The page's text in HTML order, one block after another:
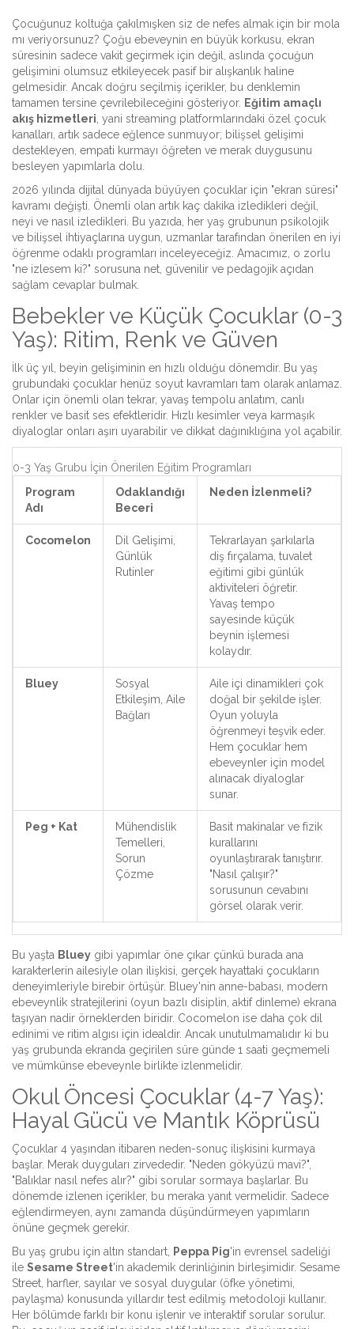
Çocuğunuz koltuğa çakılmışken siz de nefes almak için bir mola
mı veriyorsunuz? Çoğu ebeveynin en büyük korkusu, ekran
süresinin sadece vakit geçirmek için değil, aslında çocuğun
gelişimini olumsuz etkileyecek pasif bir alışkanlık haline
gelmesidir. Ancak doğru seçilmiş içerikler, bu denklemin
tamamen tersine çevrilebileceğini gösteriyor. Eğitim amaçlı
akış hizmetleri , yani streaming platformlarındaki özel çocuk
kanalları, artık sadece eğlence sunmuyor; bilişsel gelişimi
destekleyen, empati kurmayı öğreten ve merak duygusunu
besleyen yapımlarla dolu.
2026 yılında dijital dünyada büyüyen çocuklar için "ekran süresi"
kavramı değişti. Önemli olan artık kaç dakika izledikleri değil,
neyi ve nasıl izledikleri. Bu yazıda, her yaş grubunun psikolojik
ve bilişsel ihtiyaçlarına uygun, uzmanlar tarafından önerilen en iyi
öğrenme odaklı programları inceleyeceğiz. Amacımız, o zorlu
"ne izlesem ki?" sorusuna net, güvenilir ve pedagojik açıdan
sağlam cevaplar bulmak.
Bebekler ve Küçük Çocuklar (0-3
Yaş): Ritim, Renk ve Güven
İlk üç yıl, beyin gelişiminin en hızlı olduğu dönemdir. Bu yaş
grubundaki çocuklar henüz soyut kavramları tam olarak anlamaz.
Onlar için önemli olan tekrar, yavaş tempolu anlatım, canlı
renkler ve basit ses efektleridir. Hızlı kesimler veya karmaşık
diyaloglar onları aşırı uyarabilir ve dikkat dağınıklığına yol açabilir.
0-3 Yaş Grubu İçin Önerilen Eğitim Programları
Program
Adı
Odaklandığı
Beceri
Neden İzlenmeli?
Cocomelon
Dil Gelişimi,
Günlük
Rutinler
Tekrarlayan şarkılarla
diş fırçalama, tuvalet
eğitimi gibi günlük
aktiviteleri öğretir.
Yavaş tempo
sayesinde küçük
beynin işlemesi
kolaydır.
Bluey
Sosyal
Etkileşim, Aile
Bağları
Aile içi dinamikleri çok
doğal bir şekilde işler.
Oyun yoluyla
öğrenmeyi teşvik eder.
Hem çocuklar hem
ebeveynler için model
alınacak diyaloglar
sunar.
Peg + Kat
Mühendislik
Temelleri,
Sorun
Çözme
Basit makinalar ve fizik
kurallarını
oyunlaştırarak tanıştırır.
"Nasıl çalışır?"
sorusunun cevabını
görsel olarak verir.
Bu yaşta Bluey gibi yapımlar öne çıkar çünkü burada ana
karakterlerin ailesiyle olan ilişkisi, gerçek hayattaki çocukların
deneyimleriyle birebir örtüşür. Bluey'nin anne-babası, modern
ebeveynlik stratejilerini (oyun bazlı disiplin, aktif dinleme) ekrana
taşıyan nadir örneklerden biridir. Cocomelon ise daha çok dil
edinimi ve ritim algısı için idealdir. Ancak unutulmamalıdır ki bu
yaş grubunda ekranda geçirilen süre günde 1 saati geçmemeli
ve mümkünse ebeveynle birlikte izlenmelidir.
Okul Öncesi Çocuklar (4-7 Yaş):
Hayal Gücü ve Mantık Köprüsü
Çocuklar 4 yaşından itibaren neden-sonuç ilişkisini kurmaya
başlar. Merak duyguları zirvededir. "Neden gökyüzü mavi?",
"Balıklar nasıl nefes alır?" gibi sorular sormaya başlarlar. Bu
dönemde izlenen içerikler, bu meraka yanıt vermelidir. Sadece
eğlendirmeyen, aynı zamanda düşündürmeyen yapımların
önüne geçmek gerekir.
Bu yaş grubu için altın standart,
Peppa Pig'in evrensel sadeliği
ile Sesame Street'in akademik derinliğinin birleşimidir. Sesame
Street, harfler, sayılar ve sosyal duygular (öfke yönetimi,
paylaşma) konusunda yıllardır test edilmiş metodoloji kullanır.
Her bölümde farklı bir konu işlenir ve interaktif sorular sorulur.